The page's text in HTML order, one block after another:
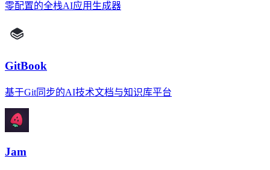
零配置的全栈AI应用生成器
GitBook
基于Git同步的AI技术文档与知识库平台
Jam